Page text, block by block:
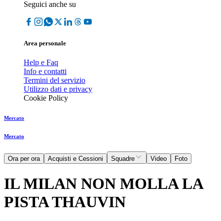
Seguici anche su
Area personale
Help e Faq
Info e contatti
Termini del servizio
Utilizzo dati e privacy
Cookie Policy
Mercato
Mercato
Ora per ora Acquisti e Cessioni Squadre Video Foto
IL MILAN NON MOLLA LA
PISTA THAUVIN